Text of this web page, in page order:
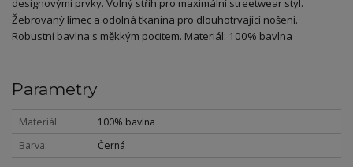
designovými prvky. Volný střih pro maximální streetwear styl.
Žebrovaný límec a odolná tkanina pro dlouhotrvající nošení.
Robustní bavlna s měkkým pocitem. Materiál: 100% bavlna
Parametry
Materiál
100% bavlna
Barva
Černá